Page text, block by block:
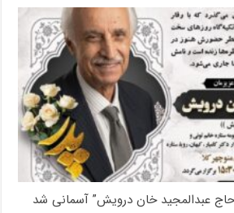
عبدالمجید خان درویش” آسمانی شد